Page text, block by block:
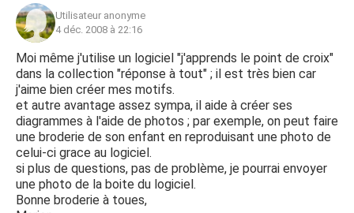
Utilisateur anonyme
4 déc. 2008 à 22:16
Moi même j'utilise un logiciel "j'apprends le point de croix"
dans la collection "réponse à tout" ; il est très bien car
j'aime bien créer mes motifs.
et autre avantage assez sympa, il aide à créer ses
diagrammes à l'aide de photos ; par exemple, on peut faire
une broderie de son enfant en reproduisant une photo de
celui-ci grace au logiciel.
si plus de questions, pas de problème, je pourrai envoyer
une photo de la boite du logiciel.
Bonne broderie à toues,